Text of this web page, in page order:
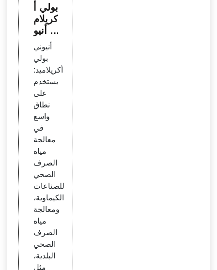
بولي أ
كريلام
يد أنيو
ني ف
ي مط
حنة ال
سكر ل
لنفايا
ت الع
راقية
أنيوني
بولي
أكريلاميد:
يستخدم
على
نطاق
واسع
في
معالجة
مياه
الصرف
الصحي
للصناعات
الكيماوية،
ومعالجة
مياه
الصرف
الصحي
البلدية،
مثل